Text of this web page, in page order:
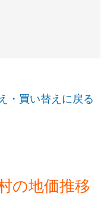
・買い替えに戻る
の地価推移